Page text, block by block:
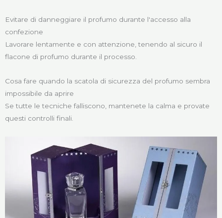
Evitare di danneggiare il profumo durante l'accesso alla
confezione
Lavorare lentamente e con attenzione, tenendo al sicuro il
flacone di profumo durante il processo.
Cosa fare quando la scatola di sicurezza del profumo sembra
impossibile da aprire
Se tutte le tecniche falliscono, mantenete la calma e provate
questi controlli finali.